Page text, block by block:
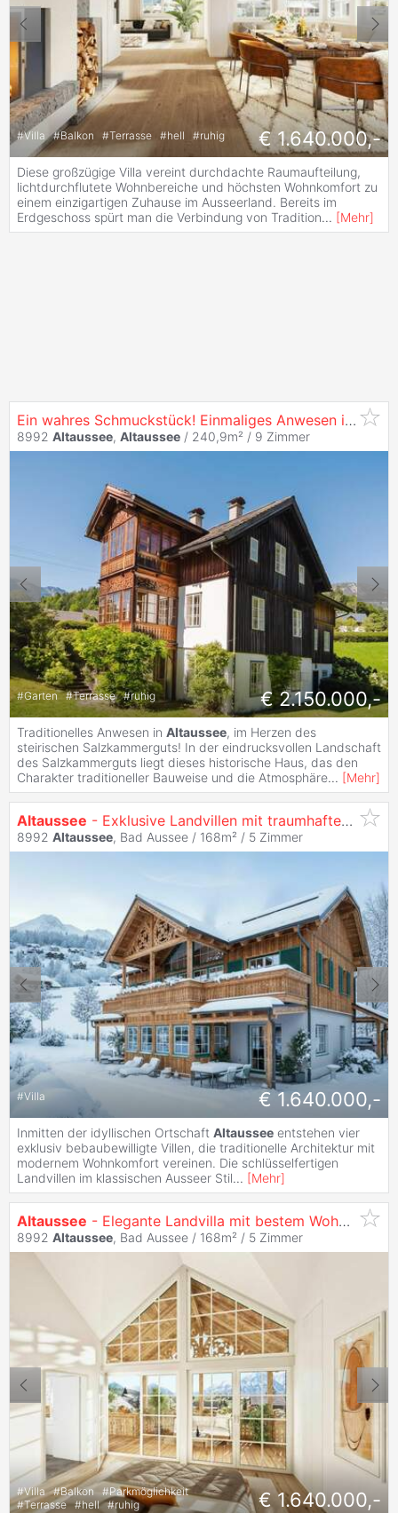
#Villa #Balkon #Terrasse #hell #ruhig € 1.640.000,-
Diese großzügige Villa vereint durchdachte Raumaufteilung,
lichtdurchflutete Wohnbereiche und höchsten Wohnkomfort zu
einem einzigartigen Zuhause im Ausseerland. Bereits im
Erdgeschoss spürt man die Verbindung von Tradition... [Mehr]
Ein wahres Schmuckstück! Einmaliges Anwesen in
8992 Altaussee, Altaussee / 240,9m² / 9 Zimmer
#Garten #Terrasse #ruhig € 2.150.000,-
Traditionelles Anwesen in Altaussee, im Herzen des
steirischen Salzkammerguts! In der eindrucksvollen Landschaft
des Salzkammerguts liegt dieses historische Haus, das den
Charakter traditioneller Bauweise und die Atmosphäre... [Mehr]
Altaussee - Exklusive Landvillen mit traumhaften Panoramablick
8992 Altaussee, Bad Aussee / 168m² / 5 Zimmer
#Villa € 1.640.000,-
Inmitten der idyllischen Ortschaft Altaussee entstehen vier
exklusiv bebaubewilligte Villen, die traditionelle Architektur mit
modernem Wohnkomfort vereinen. Die schlüsselfertigen
Landvillen im klassischen Ausseer Stil... [Mehr]
Altaussee - Elegante Landvilla mit bestem Wohngefühl
8992 Altaussee, Bad Aussee / 168m² / 5 Zimmer
#Villa #Balkon #Parkmöglichkeit
#Terrasse #hell #ruhig € 1.640.000,-